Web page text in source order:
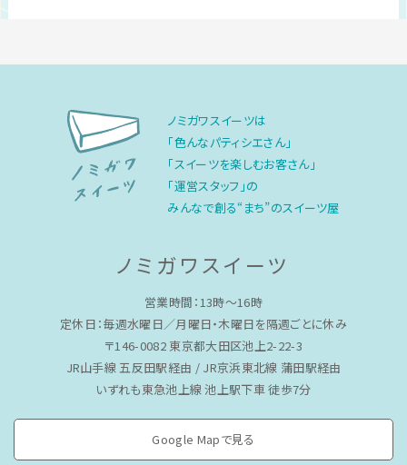
ノミガワスイーツは
「色んなパティシエさん」
「スイーツを楽しむお客さん」
「運営スタッフ」の
みんなで創る“まち”のスイーツ屋
ノミガワスイーツ
営業時間：13時〜16時
定休日：毎週水曜日／月曜日・木曜日を隔週ごとに休み
〒146-0082 東京都大田区池上2-22-3
JR山手線 五反田駅経由 / JR京浜東北線 蒲田駅経由
いずれも東急池上線 池上駅下車 徒歩7分
Google Mapで見る